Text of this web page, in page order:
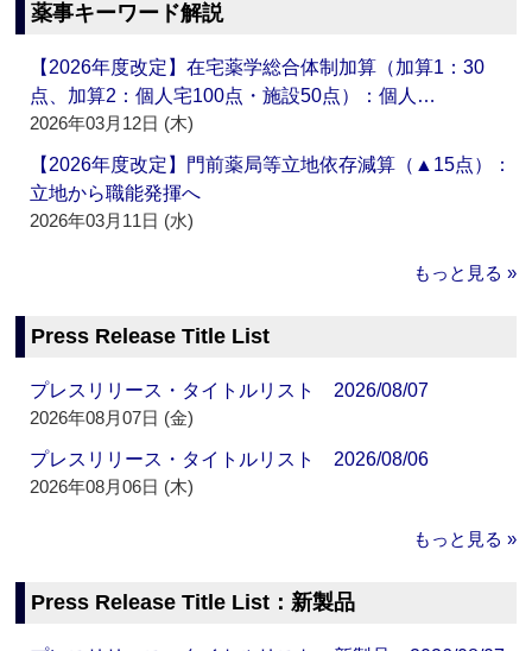
薬事キーワード解説
【2026年度改定】在宅薬学総合体制加算（加算1：30
点、加算2：個人宅100点・施設50点）：個人…
2026年03月12日 (木)
【2026年度改定】門前薬局等立地依存減算（▲15点）：
立地から職能発揮へ
2026年03月11日 (水)
もっと見る »
Press Release Title List
プレスリリース・タイトルリスト 2026/08/07
2026年08月07日 (金)
プレスリリース・タイトルリスト 2026/08/06
2026年08月06日 (木)
もっと見る »
Press Release Title List：新製品